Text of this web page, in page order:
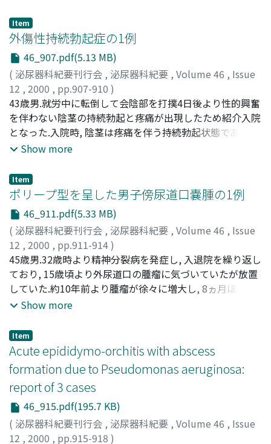
て右水腎尿管症と右下部尿管の狭窄像を認め, 同部位の尿
細胞診はclass IIIaであり, 右尿管腫瘍も否定できないため
手術目的で入院となった.全身麻酔下に右傍腹直筋切開で
後腹膜腔に達したところ, 前回手術による癒着を広範囲に
認め, 右尿管狭窄部位が特に癒着が強く, 腹膜まで癒着は続
いていた.腹膜を開放すると回盲部を中心に癒着しており,
虫垂切除断端部分が腫瘤の中心であったため, この部分を
一塊として摘出した.摘出標本の病理組織学的所見から本
症例は虫垂遺残部位にエンドメトリオーシスが再発し, 後
腹膜腔まで炎症が波及し右尿管狭窄をきたしたと診断され
Item
外傷性持続勃起症の1例
46_907.pdf(5.13 MB)
( 泌尿器科紀要刊行会 , 泌尿器科紀要 , Volume 46 , Issue
12 , 2000 , pp.907-910 )
後藤, 高広;野口, 顕広;濱本, 幸浩;谷口, 光宏;竹内, 敏視;
酒井, 俊助;山田, 徹;藤広, 茂;石山, 俊次;GOTO, Takahiro;
NOGUCHI, Akihiro;HAMAMOTO, Yukihiro;TANIGUCHTI,
Mitsuhiro;TAKEUCHI, Toshimi
43歳男.就労中に転倒して会陰部を打撲4日後より性的興奮
を伴わない陰茎の持続勃起と疼痛が出現したため紹介入院
となった.入院時, 陰茎は疼痛を伴う持続勃起状態であり,
亀頭海綿体は比較的弾性軟で, 右陰茎根部に自発痛・圧痛
査では, 右陰茎根部に直径7～8mmの動脈瘤様血液の乱流
がみられ, 右内陰部動脈造影では陰茎深動脈末梢で動脈瘤
様の造影剤溢流と陰茎海綿体全体への流入が認められた.
そこで陰茎深動脈までマイクロカテーテルを挿入し, スポ
ンゼル細片を用いて超選択的な塞栓術を試みたところ, 初
期異常流入は消失するものの, 陰茎海綿体への異常流入は
軽減する程度であった.1週間後, 再度動脈塞栓術を施行し
た結果, 動脈瘤は消失して陰茎の弛緩が得られた.術後6ヵ
月の現在, 再発は認めず, 正常勃起がみられる
Show more
Item
ポリープ型を呈した男子傍尿道口嚢腫の1例
46_911.pdf(5.33 MB)
( 泌尿器科紀要刊行会 , 泌尿器科紀要 , Volume 46 , Issue
12 , 2000 , pp.911-914)
川村, 繁美;後藤, 康樹;後藤, 康文;KAWAMURA, Shigemi;
GOTO, Yasuki;GOTO, Yasufumi
45歳男.32歳時より精神分裂病を発症し, 入退院を繰り返し
ており, 15歳頃より外尿道口の腫瘤に気づいていたが放置
していた.約10年前より腫瘤が徐々に増大し, 8ヵ月ほど前
から尿線の散乱が著明となったため来診した.初診時, 外尿
る腫瘤を認め, 腫瘤茎部は外尿道口左側縁に位置していた.
同日, 局所麻酔下に外尿道口の腫瘤茎部の皮膚を円弧状に
切開して腫瘤を摘出した.腫瘤内は無色透明な粘液で満た
されており, 腫瘤内面を覆う上皮は平滑で, 毛髪や腫瘤は認
められなかった.病理組織学的所見から本症例は粘液嚢腫
と診断されたが, ポリープ状形を呈した傍尿道口嚢腫は自
験例が日本で9例目にあたり, 年齢が45歳と高いこと, 嚢腫
の大きさが1cmを越えるなど稀な症例と考えられた
Show more
Item
Acute epididymo-orchitis with abscess
formation due to Pseudomonas aeruginosa:
report of 3 cases
46_915.pdf(195.7 KB)
( 泌尿器科紀要刊行会 , 泌尿器科紀要 , Volume 46 , Issue
12 , 2000 , pp.915-918 )